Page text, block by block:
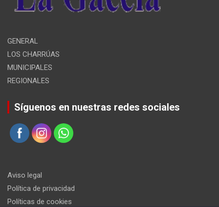
GENERAL
LOS CHARRÚAS
MUNICIPALES
REGIONALES
Síguenos en nuestras redes sociales
Aviso legal
Política de privacidad
Políticas de cookies